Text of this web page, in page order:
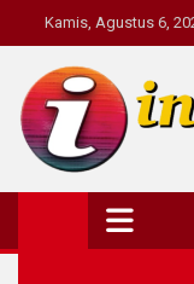
to
content
Kamis, Agustus 6,